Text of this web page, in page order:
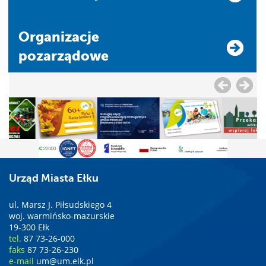
Organizacje
pozarządowe
Urząd Miasta Ełku
ul. Marsz J. Piłsudskiego 4
woj. warmińsko-mazurskie
19-300 Ełk
tel. 87 73-26-000
faks 87 73-26-230
e-mail um@um.elk.pl